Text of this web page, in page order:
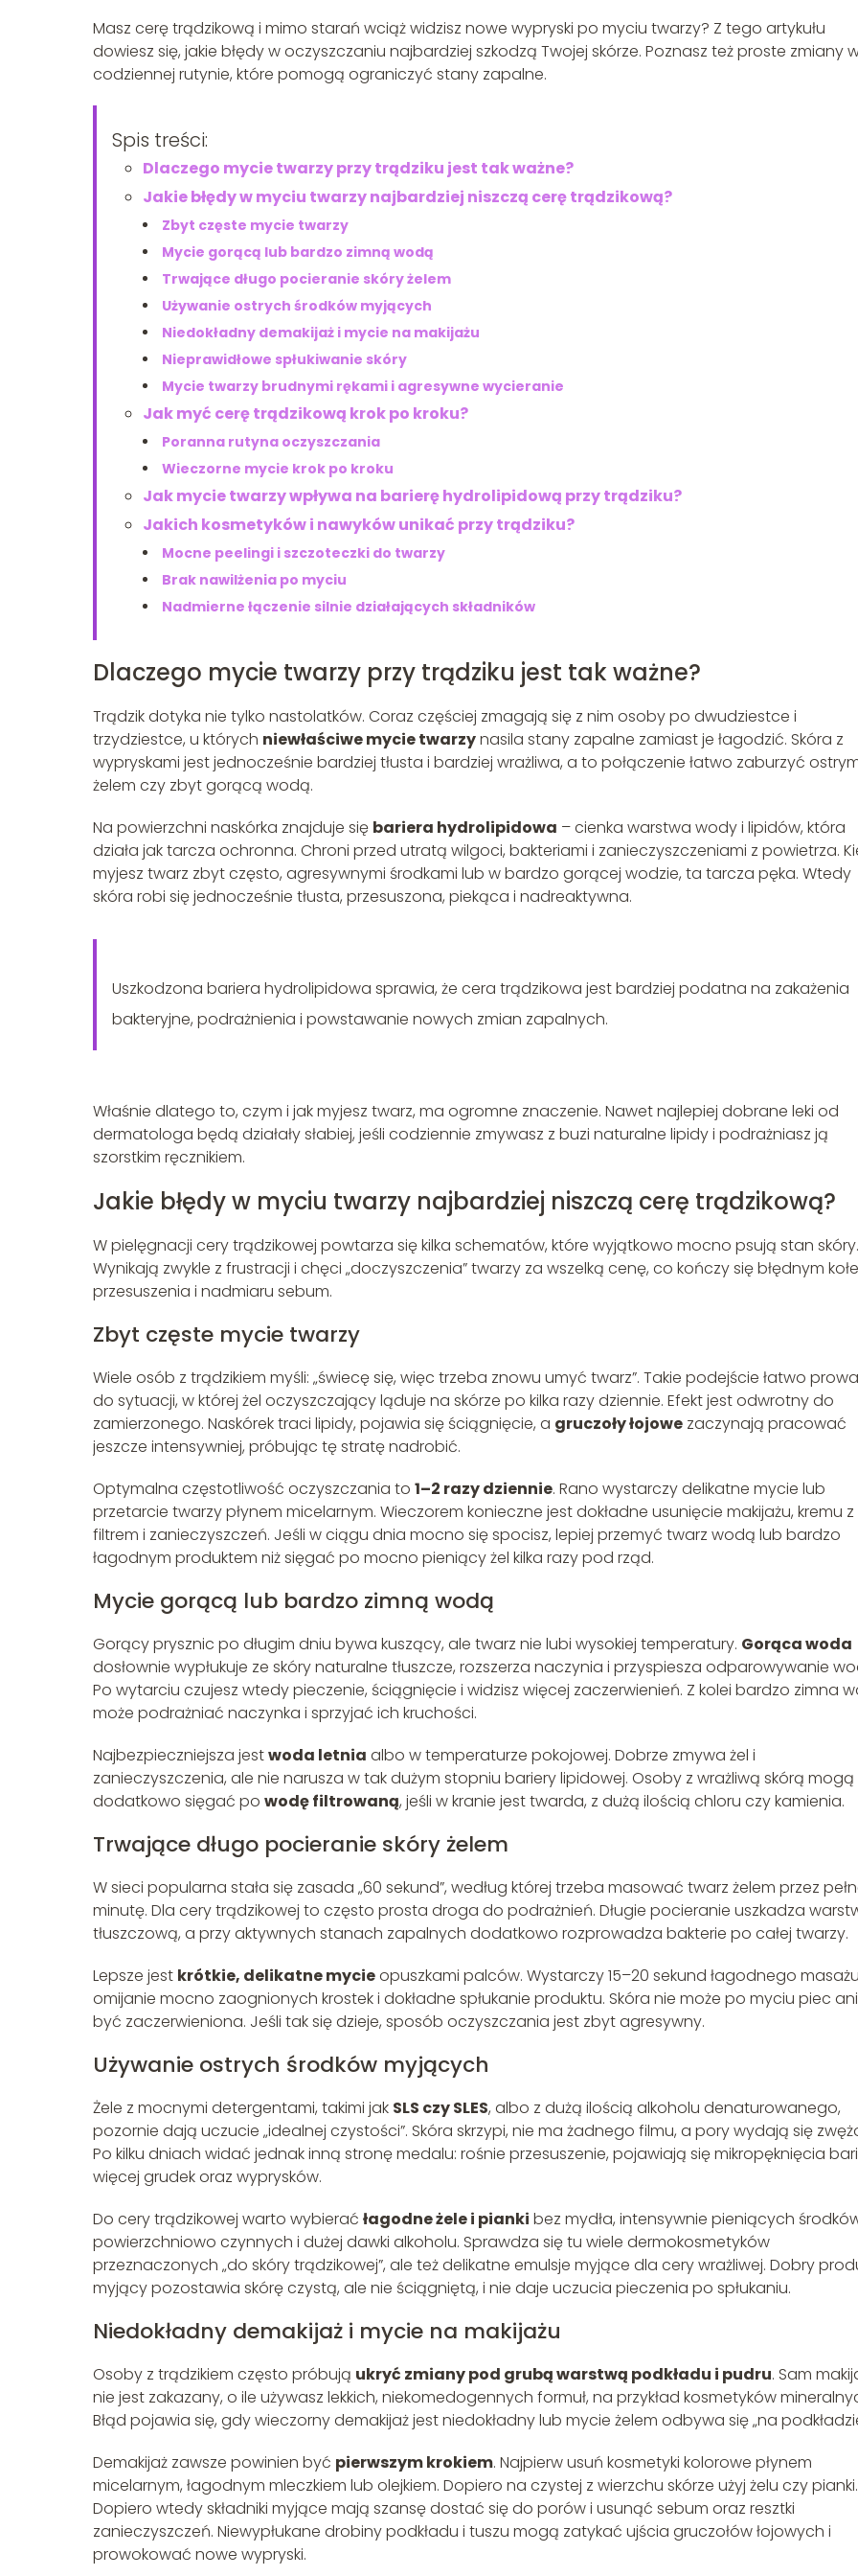
Masz cerę trądzikową i mimo starań wciąż widzisz nowe wypryski po myciu twarzy? Z tego artykułu
dowiesz się, jakie błędy w oczyszczaniu najbardziej szkodzą Twojej skórze. Poznasz też proste zmiany
codziennej rutynie, które pomogą ograniczyć stany zapalne.
Spis treści:
Dlaczego mycie twarzy przy trądziku jest tak ważne?
Jakie błędy w myciu twarzy najbardziej niszczą cerę trądzikową?
Zbyt częste mycie twarzy
Mycie gorącą lub bardzo zimną wodą
Trwające długo pocieranie skóry żelem
Używanie ostrych środków myjących
Niedokładny demakijaż i mycie na makijażu
Nieprawidłowe spłukiwanie skóry
Mycie twarzy brudnymi rękami i agresywne wycieranie
Jak myć cerę trądzikową krok po kroku?
Poranna rutyna oczyszczania
Wieczorne mycie krok po kroku
Jak mycie twarzy wpływa na barierę hydrolipidową przy trądziku?
Jakich kosmetyków i nawyków unikać przy trądziku?
Mocne peelingi i szczoteczki do twarzy
Brak nawilżenia po myciu
Nadmierne łączenie silnie działających składników
Dlaczego mycie twarzy przy trądziku jest tak ważne?
Trądzik dotyka nie tylko nastolatków. Coraz częściej zmagają się z nim osoby po dwudziestce i
trzydziestce, u których niewłaściwe mycie twarzynasila stany zapalne zamiast je łagodzić. Skóra z
wypryskami jest jednocześnie bardziej tłusta i bardziej wrażliwa, a to połączenie łatwo zaburzyć
żelem czy zbyt gorącą wodą.
Na powierzchni naskórka znajduje się bariera hydrolipidowa – cienka warstwa wody i lipidów, która
działa jak tarcza ochronna. Chroni przed utratą wilgoci, bakteriami i zanieczyszczeniami z powietrza.
myjesz twarz zbyt często, agresywnymi środkami lub w bardzo gorącej wodzie, ta tarcza pęka. Wtedy
skóra robi się jednocześnie tłusta, przesuszona, piekąca i nadreaktywna.
Uszkodzona bariera hydrolipidowa sprawia, że cera trądzikowa jest bardziej podatna na zakażenia
bakteryjne, podrażnienia i powstawanie nowych zmian zapalnych.
Właśnie dlatego to, czym i jak myjesz twarz, ma ogromne znaczenie. Nawet najlepiej dobrane leki od
dermatologa będą działały słabiej, jeśli codziennie zmywasz z buzi naturalne lipidy i podrażniasz ją
szorstkim ręcznikiem.
Jakie błędy w myciu twarzy najbardziej niszczą cerę trądzikową?
W pielęgnacji cery trądzikowej powtarza się kilka schematów, które wyjątkowo mocno psują stan skóry.
Wynikają zwykle z frustracji i chęci „doczyszczenia” twarzy za wszelką cenę, co kończy się błędnym
przesuszenia i nadmiaru sebum.
Zbyt częste mycie twarzy
Wiele osób z trądzikiem myśli: „świecę się, więc trzeba znowu umyć twarz”. Takie podejście łatwo
do sytuacji, w której żel oczyszczający ląduje na skórze po kilka razy dziennie. Efekt jest odwrotny do
zamierzonego. Naskórek traci lipidy, pojawia się ściągnięcie, a gruczoły łojowe zaczynają pracować
jeszcze intensywniej, próbując tę stratę nadrobić.
Optymalna częstotliwość oczyszczania to 1–2 razy dziennie. Rano wystarczy delikatne mycie lub
przetarcie twarzy płynem micelarnym. Wieczorem konieczne jest dokładne usunięcie makijażu, kremu z
filtrem i zanieczyszczeń. Jeśli w ciągu dnia mocno się spocisz, lepiej przemyć twarz wodą lub bardzo
łagodnym produktem niż sięgać po mocno pieniący żel kilka razy pod rząd.
Mycie gorącą lub bardzo zimną wodą
Gorący prysznic po długim dniu bywa kuszący, ale twarz nie lubi wysokiej temperatury. Gorąca woda
dosłownie wypłukuje ze skóry naturalne tłuszcze, rozszerza naczynia i przyspiesza odparowywanie
Po wytarciu czujesz wtedy pieczenie, ściągnięcie i widzisz więcej zaczerwienień. Z kolei bardzo zimna
może podrażniać naczynka i sprzyjać ich kruchości.
Najbezpieczniejsza jestwoda letnia albo w temperaturze pokojowej. Dobrze zmywa żel i
zanieczyszczenia, ale nie narusza w tak dużym stopniu bariery lipidowej. Osoby z wrażliwą skórą mogą
dodatkowo sięgać po wodę filtrowaną, jeśli w kranie jest twarda, z dużą ilością chloru czy kamienia.
Trwające długo pocieranie skóry żelem
W sieci popularna stała się zasada „60 sekund”, według której trzeba masować twarz żelem przez
minutę. Dla cery trądzikowej to często prosta droga do podrażnień. Długie pocieranie uszkadza
tłuszczową, a przy aktywnych stanach zapalnych dodatkowo rozprowadza bakterie po całej twarzy.
Lepsze jest krótkie, delikatne mycieopuszkami palców. Wystarczy 15–20 sekund łagodnego
omijanie mocno zaognionych krostek i dokładne spłukanie produktu. Skóra nie może po myciu piec ani
być zaczerwieniona. Jeśli tak się dzieje, sposób oczyszczania jest zbyt agresywny.
Używanie ostrych środków myjących
Żele z mocnymi detergentami, takimi jak SLS czy SLES, albo z dużą ilością alkoholu denaturowanego,
pozornie dają uczucie „idealnej czystości”. Skóra skrzypi, nie ma żadnego filmu, a pory wydają się
Po kilku dniach widać jednak inną stronę medalu: rośnie przesuszenie, pojawiają się mikropęknięcia
więcej grudek oraz wyprysków.
Do cery trądzikowej warto wybierać łagodne żele i pianki bez mydła, intensywnie pieniących
powierzchniowo czynnych i dużej dawki alkoholu. Sprawdza się tu wiele dermokosmetyków
przeznaczonych „do skóry trądzikowej”, ale też delikatne emulsje myjące dla cery wrażliwej. Dobry
myjący pozostawia skórę czystą, ale nie ściągniętą, i nie daje uczucia pieczenia po spłukaniu.
Niedokładny demakijaż i mycie na makijażu
Osoby z trądzikiem często próbują ukryć zmiany pod grubą warstwą podkładu i pudru. Sam
nie jest zakazany, o ile używasz lekkich, niekomedogennych formuł, na przykład kosmetyków
Błąd pojawia się, gdy wieczorny demakijaż jest niedokładny lub mycie żelem odbywa się „na
Demakijaż zawsze powinien być pierwszym krokiem. Najpierw usuń kosmetyki kolorowe płynem
micelarnym, łagodnym mleczkiem lub olejkiem. Dopiero na czystej z wierzchu skórze użyj żelu czy pianki.
Dopiero wtedy składniki myjące mają szansę dostać się do porów i usunąć sebum oraz resztki
zanieczyszczeń. Niewypłukane drobiny podkładu i tuszu mogą zatykać ujścia gruczołów łojowych i
prowokować nowe wypryski.